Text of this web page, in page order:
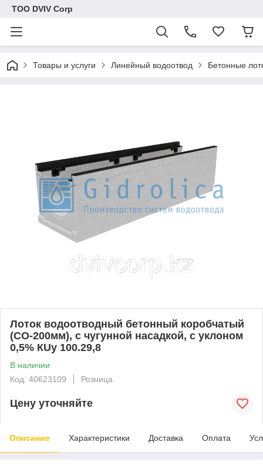
ТОО DVIV Corp
Товары и услуги Линейный водоотвод Бетонные
Лоток водоотводный бетонный коробчатый
(СО-200мм), с чугунной насадкой, с уклоном
0,5% КUу 100.29,8
В наличии
Код: 40623109
Розница
Цену уточняйте
Описание Характеристики Доставка Оплата